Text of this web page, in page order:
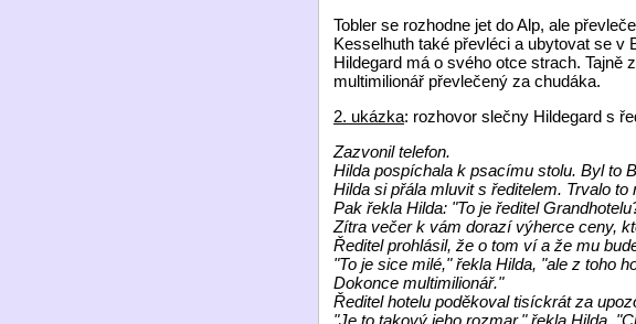
Tobler se rozhodne jet do Alp, ale
Kesselhuth také převléci a ubytovat se v
Hildegard má o svého otce strach. Tajně
multimilionář převlečený za chudáka.
2. ukázka: rozhovor slečny Hildegard s
Zazvonil telefon.
Hilda pospíchala k psacímu stolu. Byl to
Hilda si přála mluvit s ředitelem. Trvalo to
Pak řekla Hilda: "To je ředitel
Zítra večer k vám dorazí výherce ceny,
Ředitel prohlásil, že o tom ví a že mu
"To je sice milé," řekla Hilda, "ale z toho
Dokonce multimilionář."
Ředitel hotelu poděkoval tisíckrát za
"Je to takový jeho rozmar," řekla Hilda.